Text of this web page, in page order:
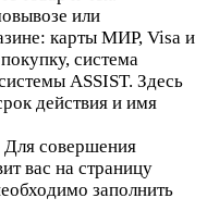
или
карты МИР, Visa и
система
ASSIST. Здесь
действия и имя
совершения
вас на страницу
заполнить